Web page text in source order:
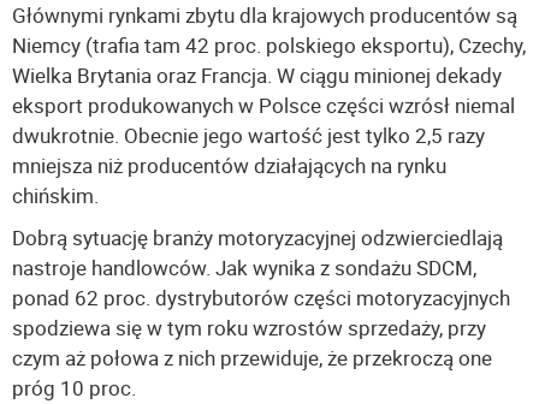
Głównymi rynkami zbytu dla krajowych producentów są
Niemcy (trafia tam 42 proc. polskiego eksportu), Czechy,
Wielka Brytania oraz Francja. W ciągu minionej dekady
eksport produkowanych w Polsce części wzrósł niemal
dwukrotnie. Obecnie jego wartość jest tylko 2,5 razy
mniejsza niż producentów działających na rynku
chińskim.
Dobrą sytuację branży motoryzacyjnej odzwierciedlają
nastroje handlowców. Jak wynika z sondażu SDCM,
ponad 62 proc. dystrybutorów części motoryzacyjnych
spodziewa się w tym roku wzrostów sprzedaży, przy
czym aż połowa z nich przewiduje, że przekroczą one
próg 10 proc.